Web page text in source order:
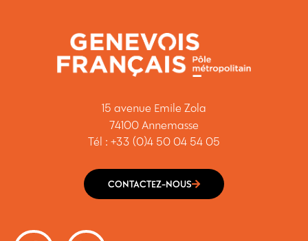
15 avenue Emile Zola
74100 Annemasse
Tél : +33 (0)4 50 04 54 05
CONTACTEZ-NOUS